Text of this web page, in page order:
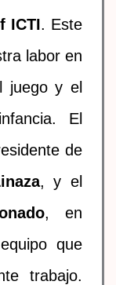
ICTI. Este
labor en
juego y el
El
de
, y el
, en
que
trabajo.